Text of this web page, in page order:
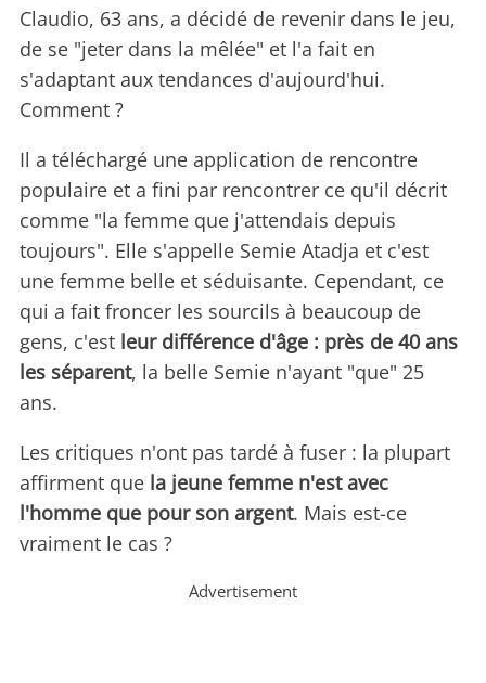
Claudio, 63 ans, a décidé de revenir dans le jeu,
de se "jeter dans la mêlée" et l'a fait en
s'adaptant aux tendances d'aujourd'hui.
Comment ?
Il a téléchargé une application de rencontre
populaire et a fini par rencontrer ce qu'il décrit
comme "la femme que j'attendais depuis
toujours". Elle s'appelle Semie Atadja et c'est
une femme belle et séduisante. Cependant, ce
qui a fait froncer les sourcils à beaucoup de
gens, c'est leur différence d'âge : près de 40 ans
les séparent, la belle Semie n'ayant "que" 25
ans.
Les critiques n'ont pas tardé à fuser : la plupart
affirment que la jeune femme n'est avec
l'homme que pour son argent. Mais est-ce
vraiment le cas ?
Advertisement